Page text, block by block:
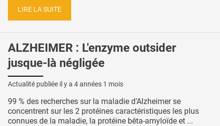
LIRE LA SUITE
ALZHEIMER : L'enzyme outsider
jusque-là négligée
Actualité publiée il y a 4 années 1 mois
99 % des recherches sur la maladie d’Alzheimer se
concentrent sur les 2 protéines caractéristiques les plus
connues de la maladie, la protéine bêta-amyloïde et ...